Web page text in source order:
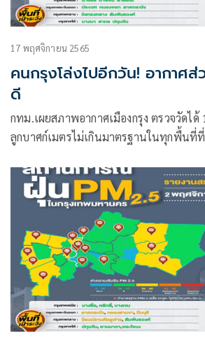
17 พฤศจิกายน 2565
คนกรุงโล่งไปอีกวัน! อากาศ
ดี
กทม.เผยสภาพอากาศเมืองกรุง ตรวจวัดได้
ลูกบาศก์เมตรไม่เกินมาตรฐานในทุกพื้นที่